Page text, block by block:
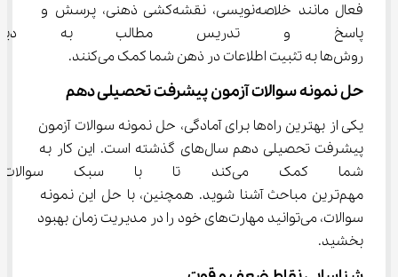
فعال مانند خلاصه‌نویسی، نقشه‌کشی ذهنی، پرسش و
پاسخ و تدریس مطالب به
روش‌ها به تثبیت اطلاعات در ذهن شما کمک می‌کنند.
حل نمونه سوالات آزمون پیشرفت تحصیلی دهم
یکی از بهترین راه‌ها برای آمادگی، حل نمونه سوالات آزمون
پیشرفت تحصیلی دهم سال‌های گذشته است. این کار به
شما کمک می‌کند تا با سبک
مهم‌ترین مباحث آشنا شوید. همچنین، با حل این نمونه
سوالات، می‌توانید مهارت‌های خود را در مدیریت زمان بهبود
بخشید.